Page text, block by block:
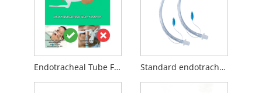
Endotracheal Tube Fastener Standard endotracheal tube